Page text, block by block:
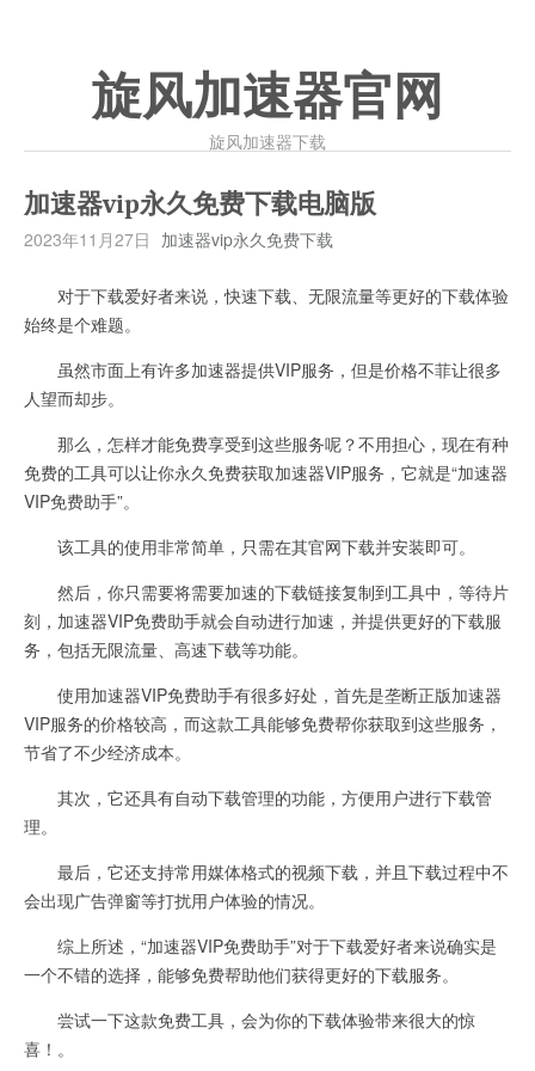
旋风加速器官网
旋风加速器下载
加速器vip永久免费下载电脑版
2023年11月27日 加速器vip永久免费下载
对于下载爱好者来说，快速下载、无限流量等更好的下载体验
始终是个难题。
虽然市面上有许多加速器提供VIP服务，但是价格不菲让很多
人望而却步。
那么，怎样才能免费享受到这些服务呢？不用担心，现在有种
免费的工具可以让你永久免费获取加速器VIP服务，它就是“加速器
VIP免费助手”。
该工具的使用非常简单，只需在其官网下载并安装即可。
然后，你只需要将需要加速的下载链接复制到工具中，等待片
刻，加速器VIP免费助手就会自动进行加速，并提供更好的下载服
务，包括无限流量、高速下载等功能。
使用加速器VIP免费助手有很多好处，首先是垄断正版加速器
VIP服务的价格较高，而这款工具能够免费帮你获取到这些服务，
节省了不少经济成本。
其次，它还具有自动下载管理的功能，方便用户进行下载管
理。
最后，它还支持常用媒体格式的视频下载，并且下载过程中不
会出现广告弹窗等打扰用户体验的情况。
综上所述，“加速器VIP免费助手”对于下载爱好者来说确实是
一个不错的选择，能够免费帮助他们获得更好的下载服务。
尝试一下这款免费工具，会为你的下载体验带来很大的惊
喜！。